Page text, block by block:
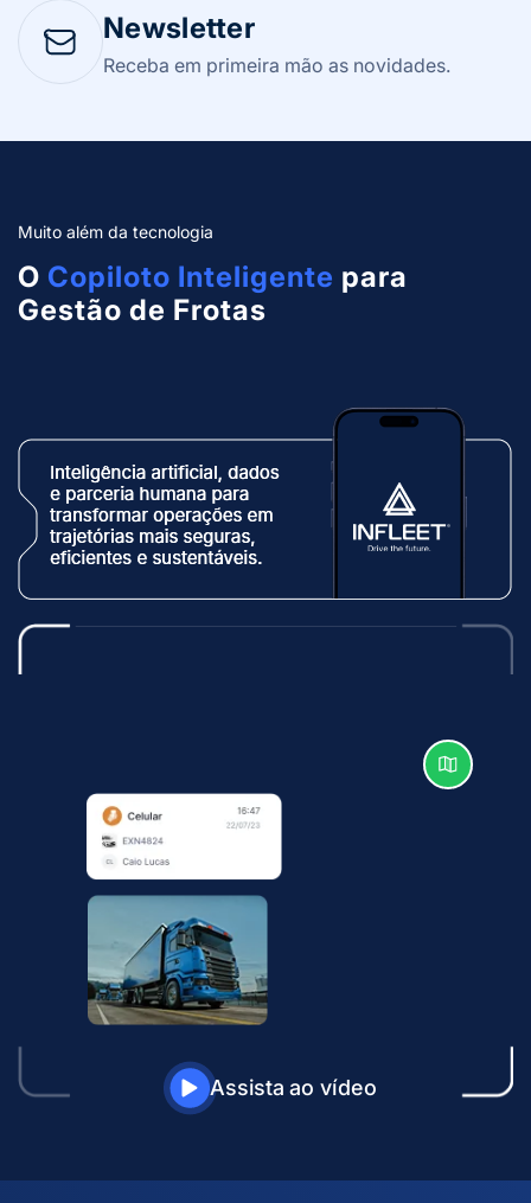
Newsletter
Receba em primeira mão as novidades.
Muito além da tecnologia
O Copiloto Inteligente para
Gestão de Frotas
Assista ao vídeo